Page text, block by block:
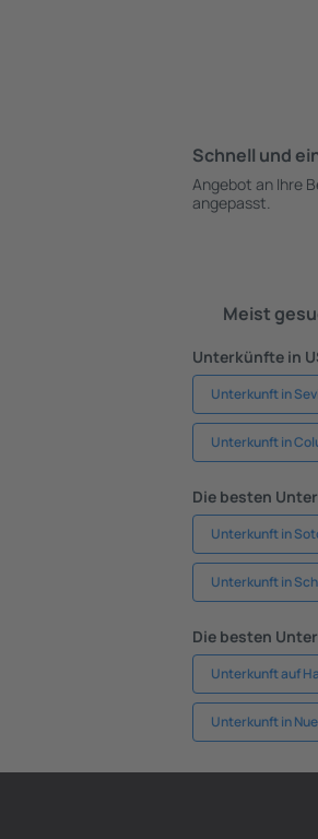
Schnell und
Angebot an Ihre
angepasst.
Meist
Unterkünfte in
Unterkunft in
Unterkunft in
Die besten
Unterkunft in
Unterkunft in
Die besten
Unterkunft auf
Unterkunft in